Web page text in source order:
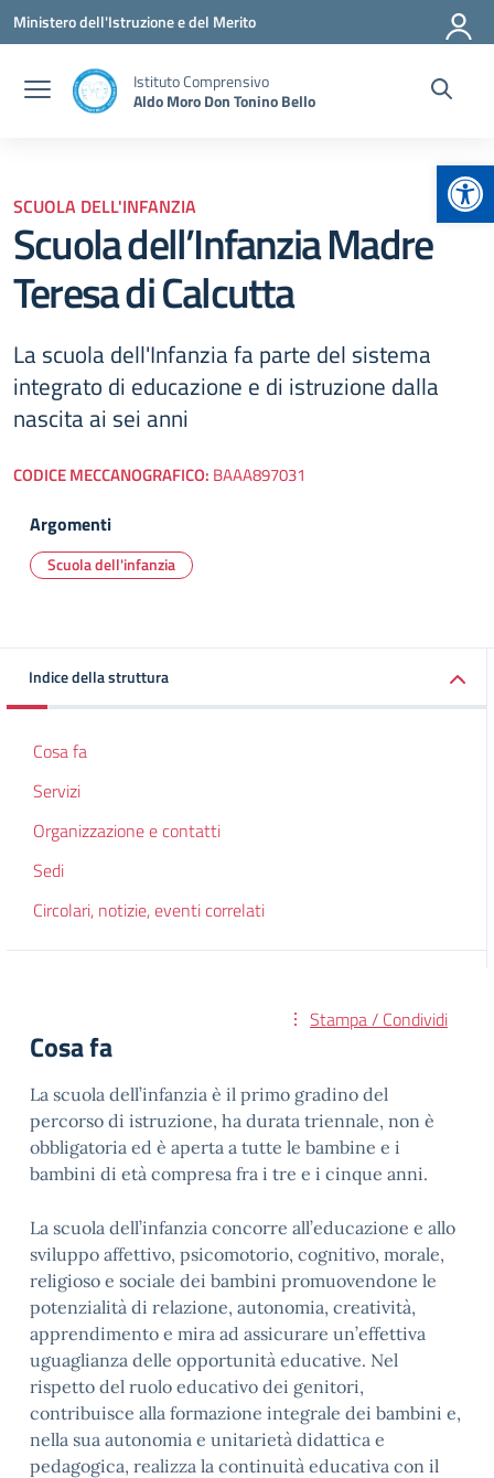
Vai ai contenuti
Vai al menu di navigazione
Vai al footer
Ministero dell'Istruzione e del Merito
Istituto Comprensivo
Aldo Moro Don Tonino Bello
SCUOLA DELL'INFANZIA
Scuola dell’Infanzia Madre
Teresa di Calcutta
La scuola dell'Infanzia fa parte del sistema
integrato di educazione e di istruzione dalla
nascita ai sei anni
CODICE MECCANOGRAFICO: BAAA897031
Argomenti
Scuola dell'infanzia
Indice della struttura
Cosa fa
Servizi
Organizzazione e contatti
Sedi
Circolari, notizie, eventi correlati
Stampa / Condividi
Cosa fa
La scuola dell’infanzia è il primo gradino del
percorso di istruzione, ha durata triennale, non è
obbligatoria ed è aperta a tutte le bambine e i
bambini di età compresa fra i tre e i cinque anni.
La scuola dell’infanzia concorre all’educazione e allo
sviluppo affettivo, psicomotorio, cognitivo, morale,
religioso e sociale dei bambini promuovendone le
potenzialità di relazione, autonomia, creatività,
apprendimento e mira ad assicurare un’effettiva
uguaglianza delle opportunità educative. Nel
rispetto del ruolo educativo dei genitori,
contribuisce alla formazione integrale dei bambini e,
nella sua autonomia e unitarietà didattica e
pedagogica, realizza la continuità educativa con il